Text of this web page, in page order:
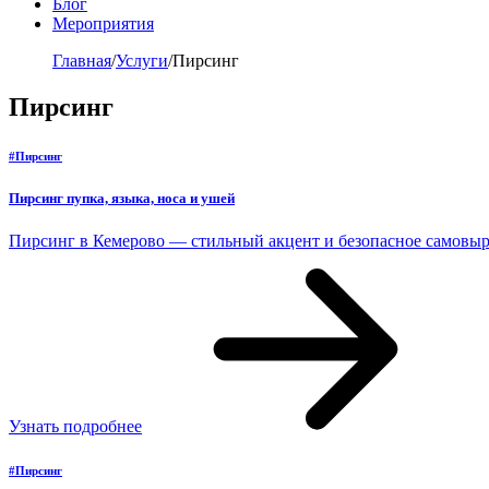
Мероприятия
Главная/Услуги/Пирсинг
Пирсинг
#Пирсинг
Пирсинг пупка, языка, носа и ушей
Пирсинг в Кемерово — стильный акцент и безопасное
Узнать подробнее
#Пирсинг